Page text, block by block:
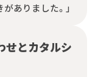
ありました。」
せとカタルシ